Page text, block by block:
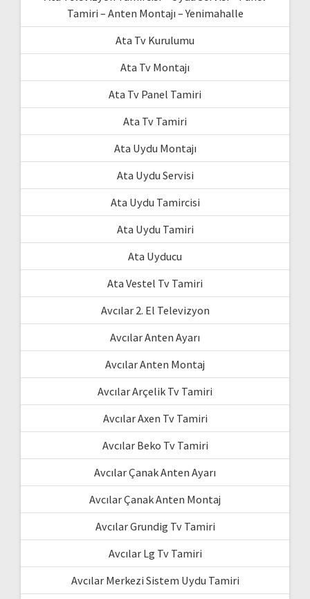
Tamiri – Anten Montajı – Yenimahalle
Ata Tv Kurulumu
Ata Tv Montajı
Ata Tv Panel Tamiri
Ata Tv Tamiri
Ata Uydu Montajı
Ata Uydu Servisi
Ata Uydu Tamircisi
Ata Uydu Tamiri
Ata Uyducu
Ata Vestel Tv Tamiri
Avcılar 2. El Televizyon
Avcılar Anten Ayarı
Avcılar Anten Montaj
Avcılar Arçelik Tv Tamiri
Avcılar Axen Tv Tamiri
Avcılar Beko Tv Tamiri
Avcılar Çanak Anten Ayarı
Avcılar Çanak Anten Montaj
Avcılar Grundig Tv Tamiri
Avcılar Lg Tv Tamiri
Avcılar Merkezi Sistem Uydu Tamiri